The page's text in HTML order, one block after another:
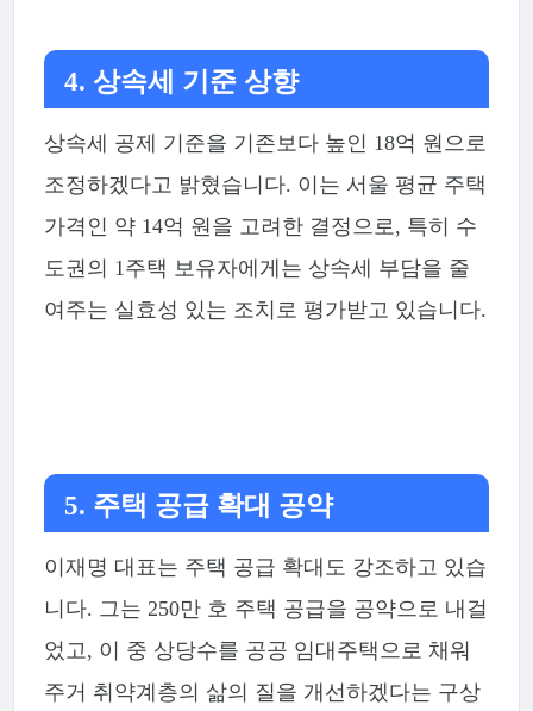
4. 상속세 기준 상향
상속세 공제 기준을 기존보다 높인 18억 원으로
조정하겠다고 밝혔습니다. 이는 서울 평균 주택
가격인 약 14억 원을 고려한 결정으로, 특히 수
도권의 1주택 보유자에게는 상속세 부담을 줄
여주는 실효성 있는 조치로 평가받고 있습니다.
5. 주택 공급 확대 공약
이재명 대표는 주택 공급 확대도 강조하고 있습
니다. 그는 250만 호 주택 공급을 공약으로 내걸
었고, 이 중 상당수를 공공 임대주택으로 채워
주거 취약계층의 삶의 질을 개선하겠다는 구상